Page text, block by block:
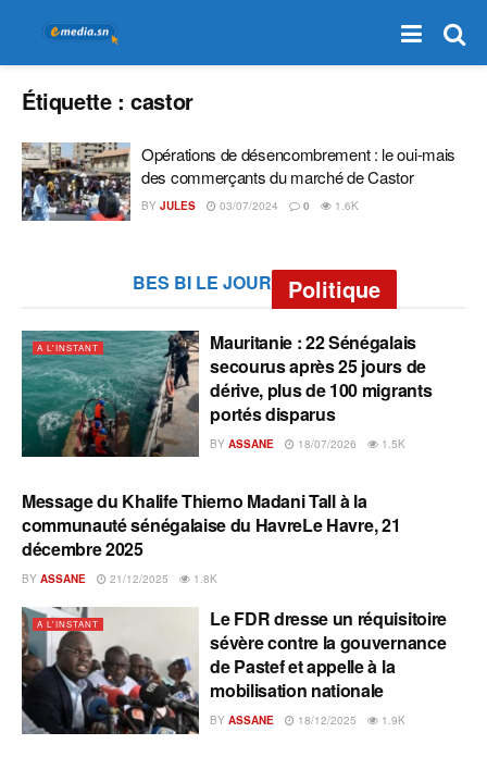
Étiquette :castor
Opérations de désencombrement : le oui-mais
des commerçants du marché de Castor
BY JULES 03/07/2024 0 1.6K
BES BI LE JOUR Politique
A L'INSTANT
Mauritanie : 22 Sénégalais
secourus après 25 jours de
dérive, plus de 100 migrants
portés disparus
BY ASSANE 18/07/2026 1.5K
A L'INSTANT
Message du Khalife Thierno Madani Tall à la
communauté sénégalaise du HavreLe Havre, 21
décembre 2025
BY ASSANE 21/12/2025 1.8K
A L'INSTANT
Le FDR dresse un réquisitoire
sévère contre la gouvernance
de Pastef et appelle à la
mobilisation nationale
BY ASSANE 18/12/2025 1.9K